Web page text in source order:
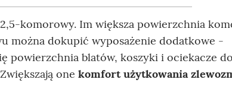
komorowy. Im większa powierzchnia
można dokupić wyposażenie dodatkowe -
powierzchnia blatów, koszyki i ociekacze do
one komfort użytkowania